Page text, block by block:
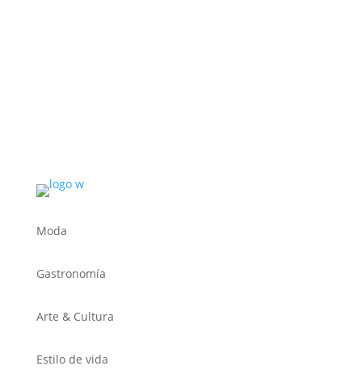
Moda
Gastronomía
Arte & Cultura
Estilo de vida